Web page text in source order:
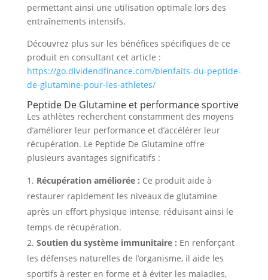
permettant ainsi une utilisation optimale lors des
entraînements intensifs.
Découvrez plus sur les bénéfices spécifiques de ce
produit en consultant cet article :
https://go.dividendfinance.com/bienfaits-du-peptide-
de-glutamine-pour-les-athletes/
Peptide De Glutamine et performance sportive
Les athlètes recherchent constamment des moyens
d’améliorer leur performance et d’accélérer leur
récupération. Le Peptide De Glutamine offre
plusieurs avantages significatifs :
Récupération améliorée : Ce produit aide à
restaurer rapidement les niveaux de glutamine
après un effort physique intense, réduisant ainsi le
temps de récupération.
Soutien du système immunitaire : En renforçant
les défenses naturelles de l’organisme, il aide les
sportifs à rester en forme et à éviter les maladies,